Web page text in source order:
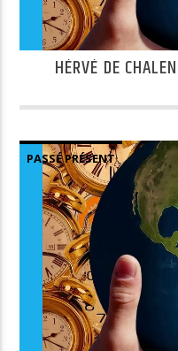
HÉRVÉ DE
PASSÉ PRÉSENT